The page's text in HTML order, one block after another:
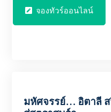
จองทัวร์ออนไลน์
มหัศจรรย์... อิตาลี